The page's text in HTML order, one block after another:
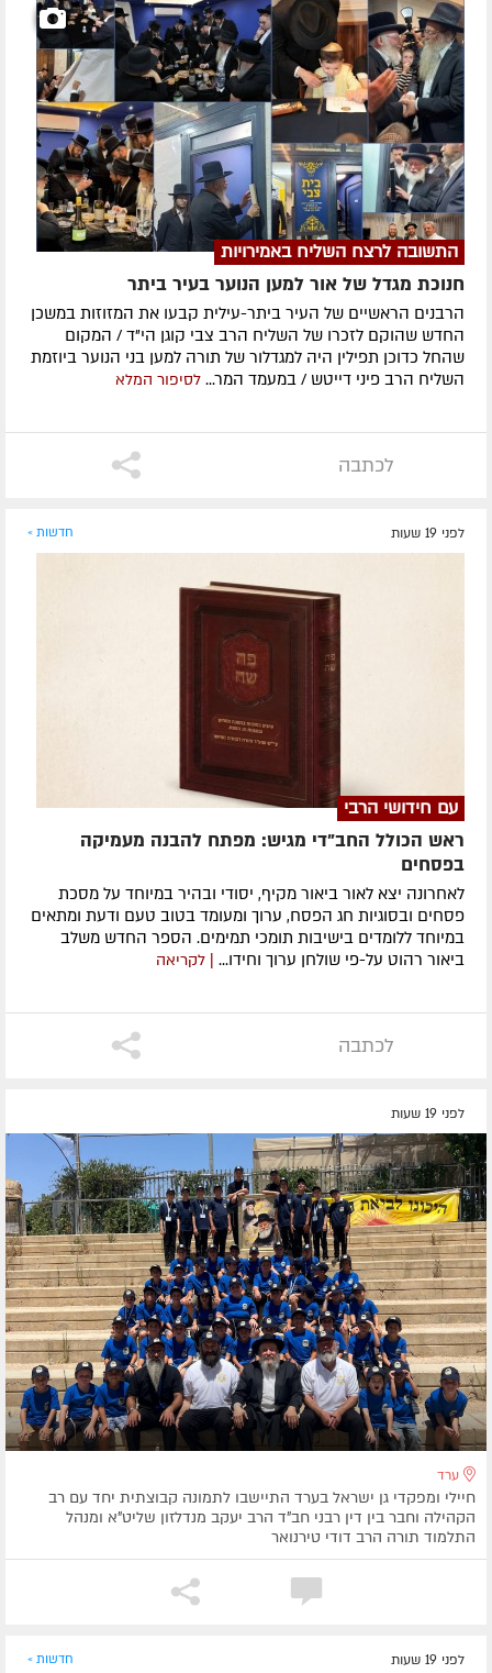
התשובה לרצח השליח באמירויות
חנוכת מגדל של אור למען הנוער בעיר ביתר
הרבנים הראשיים של העיר ביתר-עילית קבעו את המזוזות במשכן
החדש שהוקם לזכרו של השליח הרב צבי קוגן הי"ד / המקום
שהחל כדוכן תפילין היה למגדלור של תורה למען בני הנוער ביוזמת
השליח הרב פיני דייטש / במעמד המר... לסיפור המלא
לכתבה
לפני 19 שעות חדשות »
עם חידושי הרבי
ראש הכולל החב"די מגיש: מפתח להבנה מעמיקה
בפסחים
לאחרונה ​יצא לאור ביאור מקיף, יסודי ובהיר במיוחד על מסכת
פסחים ובסוגיות חג הפסח, ערוך ומעומד בטוב טעם ודעת ומתאים
במיוחד ללומדים בישיבות תומכי תמימים. ​הספר החדש משלב
ביאור רהוט על-פי שולחן ערוך וחידו...
| לקריאה
לכתבה
לפני 19 שעות
ערד
חיילי ומפקדי גן ישראל בערד התיישבו לתמונה קבוצתית יחד עם רב
הקהילה וחבר בין דין רבני חב"ד הרב יעקב מנדלזון שליט"א ומנהל
התלמוד תורה הרב דודי טירנואר
לפני 19 שעות חדשות »